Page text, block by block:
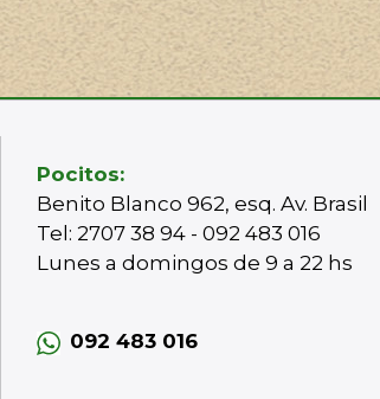
Pocitos:
Benito Blanco 962, esq. Av. Brasil
Tel: 2707 38 94 - 092 483 016
Lunes a domingos de 9 a 22 hs
092 483 016